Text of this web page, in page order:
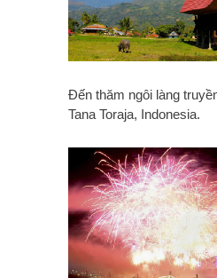
Đến thăm ngôi làng
Tana Toraja, Indonesia.